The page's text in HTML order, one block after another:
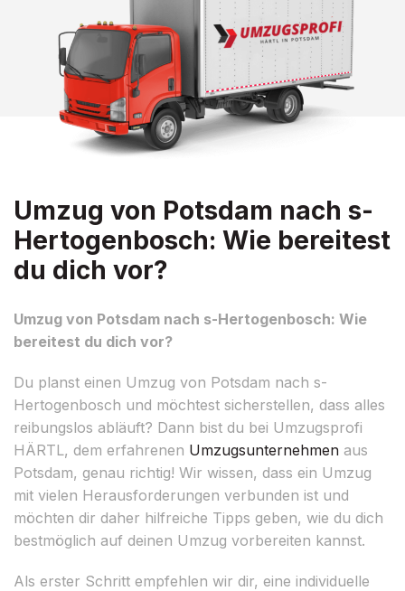
Umzug von Potsdam nach s-
Hertogenbosch: Wie bereitest
du dich vor?
Umzug von Potsdam nach s-Hertogenbosch: Wie
bereitest du dich vor?
Du planst einen Umzug von Potsdam nach s-
Hertogenbosch und möchtest sicherstellen, dass alles
reibungslos abläuft? Dann bist du bei Umzugsprofi
HÄRTL, dem erfahrenen Umzugsunternehmen aus
Potsdam, genau richtig! Wir wissen, dass ein Umzug
mit vielen Herausforderungen verbunden ist und
möchten dir daher hilfreiche Tipps geben, wie du dich
bestmöglich auf deinen Umzug vorbereiten kannst.
Als erster Schritt empfehlen wir dir, eine individuelle